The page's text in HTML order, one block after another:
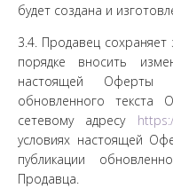
будет создана и
3.4. Продавец
порядке вносить
настоящей Оферты
обновленного
сетевому адресу
условиях настоящей
публикации
Продавца.